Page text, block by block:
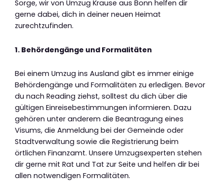
Sorge, wir von Umzug Krause aus Bonn helfen dir
gerne dabei, dich in deiner neuen Heimat
zurechtzufinden.
1. Behördengänge und Formalitäten
Bei einem Umzug ins Ausland gibt es immer einige
Behördengänge und Formalitäten zu erledigen. Bevor
du nach Reading ziehst, solltest du dich über die
gültigen Einreisebestimmungen informieren. Dazu
gehören unter anderem die Beantragung eines
Visums, die Anmeldung bei der Gemeinde oder
Stadtverwaltung sowie die Registrierung beim
örtlichen Finanzamt. Unsere Umzugsexperten stehen
dir gerne mit Rat und Tat zur Seite und helfen dir bei
allen notwendigen Formalitäten.